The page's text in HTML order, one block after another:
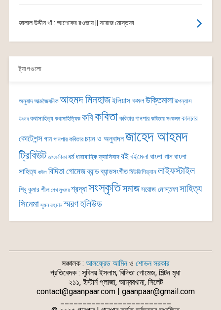
ফরেস্ট সিটি দিনপত্রী / ১২ || পাপড়ি রহমান
ট্যাগগুলো
ইলিয়াস কমলউক্তিমালা উপন্যাস
উৎসব কথাসাহিত্য কবিতা
কোটেশন্সগান গানপার কবিতার চয়ন ও অনুবাদনজাহেদ আহমদ
ট্রিবিউট তাৎক্ষণিকা ধর্মধারাবাহিকফ্যাসিবাদবইবইমেলাবাংলা গানবাংলা
সাহিত্য বাউল বিদিতা গোমেজব্যান্ডব্যান্ডসংগীত
শিবু কুমার শীল শেখ লুৎফর শ্রদ্ধাসংস্কৃতিসমাজসরোজ মোস্তফাসাহিত্য
সঞ্চালক :আলফ্রেড আমিনওশোভন সরকার
প্রতিবেদক : সুবিনয় ইসলাম, বিদিতা গোমেজ, মিল্টন মৃধা